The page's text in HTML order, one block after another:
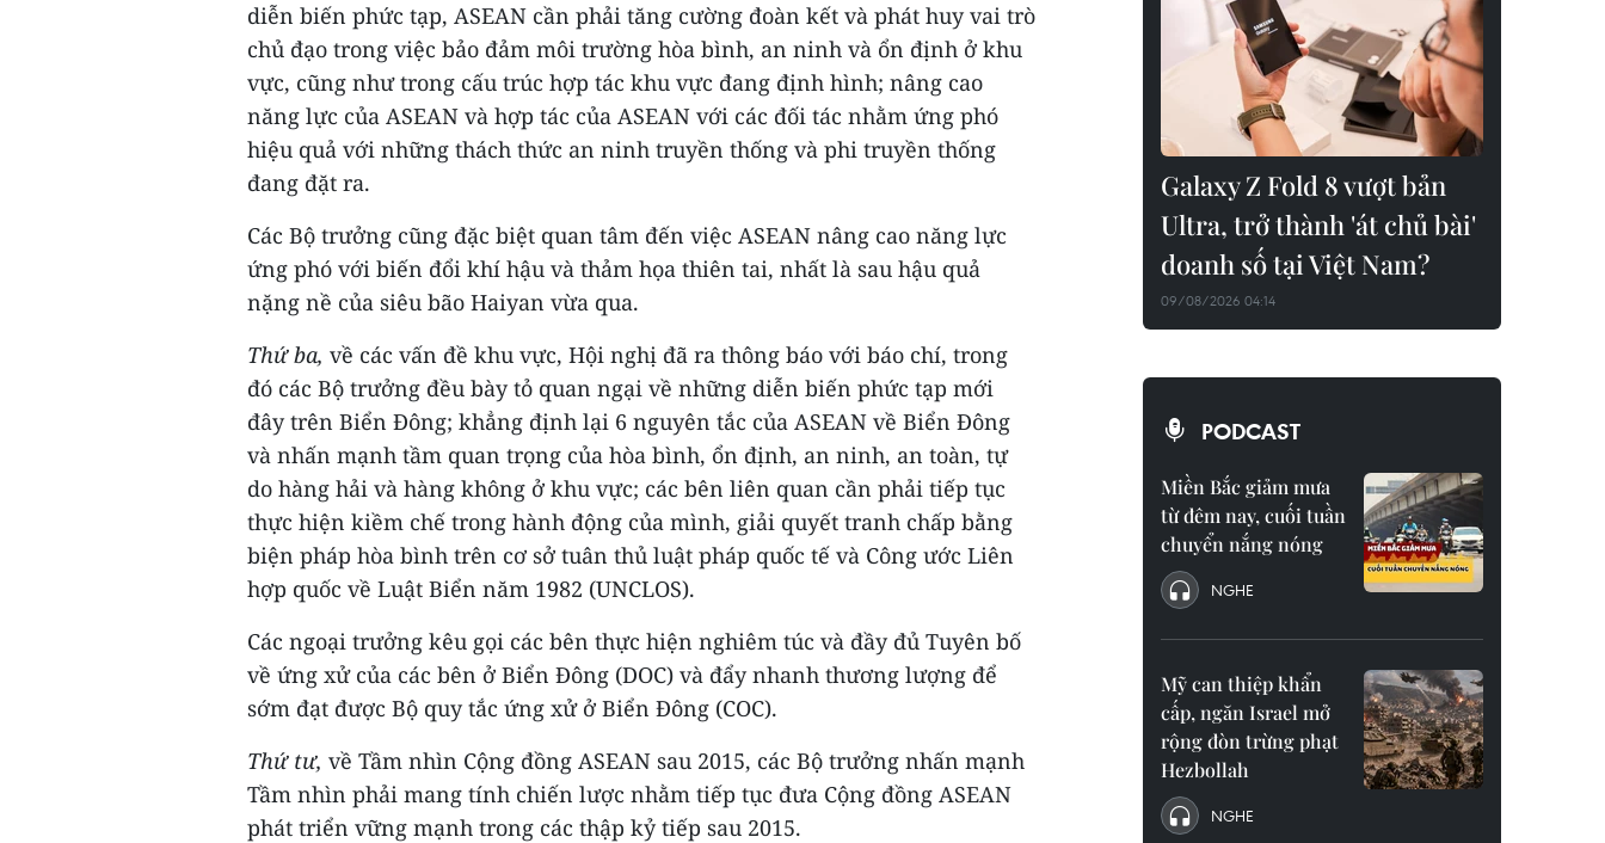
diễn biến phức tạp, ASEAN cần phải tăng cường đoàn kết và phát huy vai trò
chủ đạo trong việc bảo đảm môi trường hòa bình, an ninh và ổn định ở khu
vực, cũng như trong cấu trúc hợp tác khu vực đang định hình; nâng cao
năng lực của ASEAN và hợp tác của ASEAN với các đối tác nhằm ứng phó
hiệu quả với những thách thức an ninh truyền thống và phi truyền thống
đang đặt ra.
Các Bộ trưởng cũng đặc biệt quan tâm đến việc ASEAN nâng cao năng lực
ứng phó với biến đổi khí hậu và thảm họa thiên tai, nhất là sau hậu quả
nặng nề của siêu bão Haiyan vừa qua.
Thứ ba, về các vấn đề khu vực, Hội nghị đã ra thông báo với báo chí, trong
đó các Bộ trưởng đều bày tỏ quan ngại về những diễn biến phức tạp mới
đây trên Biển Đông; khẳng định lại 6 nguyên tắc của ASEAN về Biển Đông
và nhấn mạnh tầm quan trọng của hòa bình, ổn định, an ninh, an toàn, tự
do hàng hải và hàng không ở khu vực; các bên liên quan cần phải tiếp tục
thực hiện kiềm chế trong hành động của mình, giải quyết tranh chấp bằng
biện pháp hòa bình trên cơ sở tuân thủ luật pháp quốc tế và Công ước Liên
hợp quốc về Luật Biển năm 1982 (UNCLOS).
Các ngoại trưởng kêu gọi các bên thực hiện nghiêm túc và đầy đủ Tuyên bố
về ứng xử của các bên ở Biển Đông (DOC) và đẩy nhanh thương lượng để
sớm đạt được Bộ quy tắc ứng xử ở Biển Đông (COC).
Thứ tư, về Tầm nhìn Cộng đồng ASEAN sau 2015, các Bộ trưởng nhấn mạnh
Tầm nhìn phải mang tính chiến lược nhằm tiếp tục đưa Cộng đồng ASEAN
phát triển vững mạnh trong các thập kỷ tiếp sau 2015.
Galaxy Z Fold 8 vượt bản
Ultra, trở thành 'át chủ bài'
doanh số tại Việt Nam?
09/08/2026 04:14
PODCAST
Miền Bắc giảm mưa
từ đêm nay, cuối tuần
chuyển nắng nóng
NGHE
Mỹ can thiệp khẩn
cấp, ngăn Israel mở
rộng đòn trừng phạt
Hezbollah
NGHE